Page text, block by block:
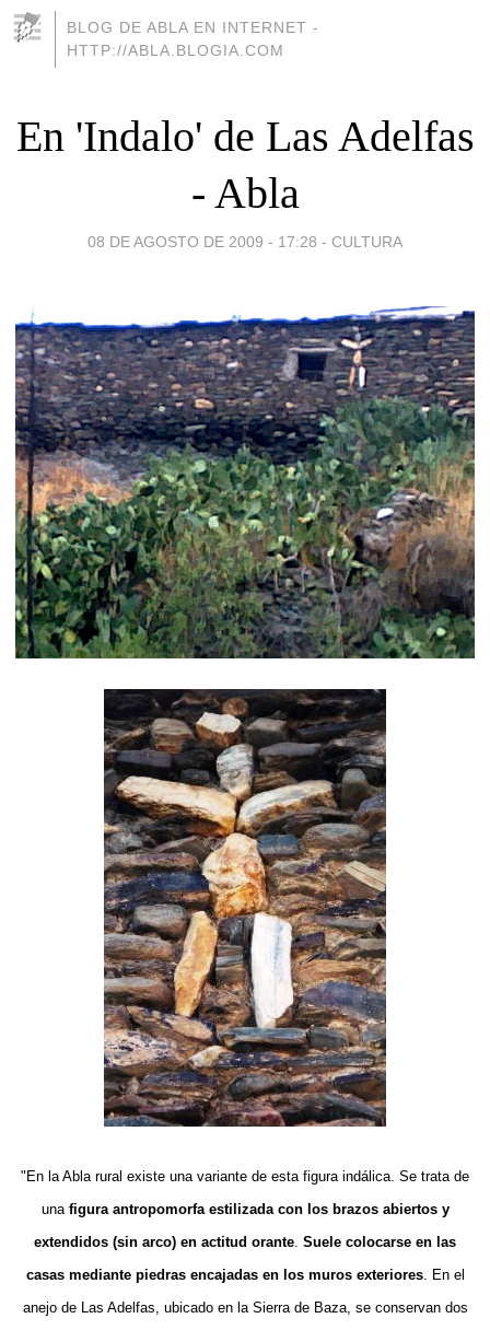
BLOG DE ABLA EN INTERNET -
HTTP://ABLA.BLOGIA.COM
En 'Indalo' de Las Adelfas
- Abla
08 DE AGOSTO DE 2009 - 17:28 - CULTURA
"En la Abla rural existe una variante de esta figura indálica. Se trata de
una figura antropomorfa estilizada con los brazos abiertos y
extendidos (sin arco) en actitud orante Suele colocarse en las
casas mediante piedras encajadas en los muros exteriores. En el
anejo de Las Adelfas, ubicado en la Sierra de Baza, se conservan dos